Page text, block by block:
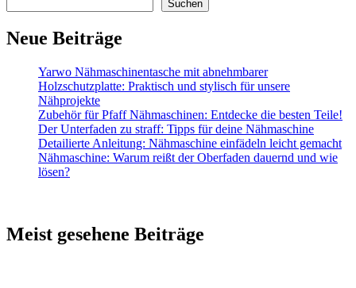
Suchen
Neue Beiträge
Yarwo Nähmaschinentasche mit abnehmbarer
Holzschutzplatte: Praktisch und stylisch für unsere
Nähprojekte
Zubehör für Pfaff Nähmaschinen: Entdecke die besten Teile!
Der Unterfaden zu straff: Tipps für deine Nähmaschine
Detailierte Anleitung: Nähmaschine einfädeln leicht gemacht
Nähmaschine: Warum reißt der Oberfaden dauernd und wie
lösen?
Meist gesehene Beiträge